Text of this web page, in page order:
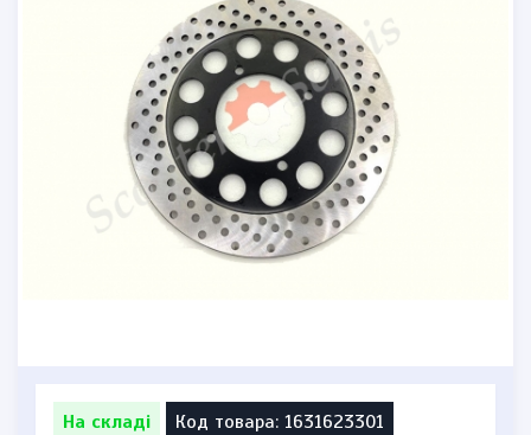
На складі
Код товара: 1631623301